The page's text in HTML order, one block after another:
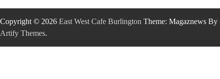
Copyright © 2026 East West Cafe Burlington Theme: Magaznews By
Artify Themes.